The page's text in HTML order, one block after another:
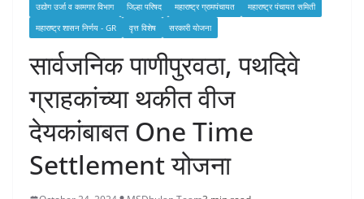
उद्योग उर्जा व कामगार विभाग जिल्हा परिषद महाराष्ट्र ग्रामपंचायत
महाराष्ट्र पंचायत समिती
महाराष्ट्र शासन निर्णय - GR
वृत्त विशेष सरकारी योजना
सार्वजनिक पाणीपुरवठा, पथदिवे
ग्राहकांच्या थकीत वीज
देयकांबाबत One Time
Settlement योजना